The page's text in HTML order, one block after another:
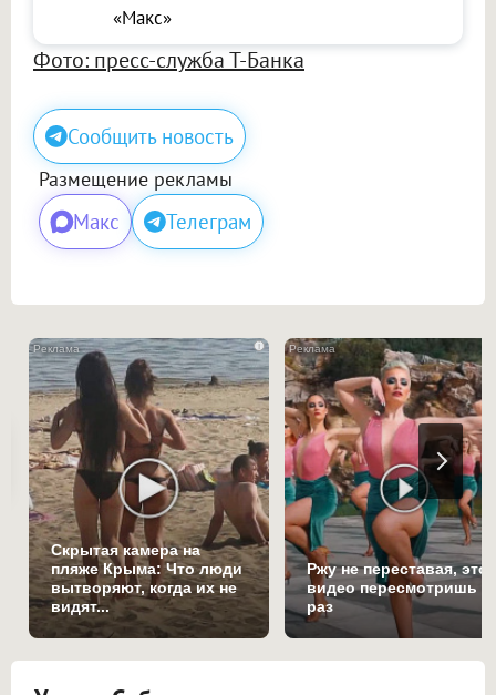
«Макс»
Фото: пресс-служба Т-Банка
Сообщить новость
Размещение рекламы
Макс Телеграм
i
Скрытая камера на
пляже Крыма: Что люди
вытворяют, когда их не
видят...
Ржу не переставая, это
видео пересмотришь
раз